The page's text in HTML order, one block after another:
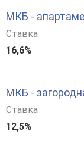
МКБ -
Ставка
16,6%
МКБ -
Ставка
12,5%